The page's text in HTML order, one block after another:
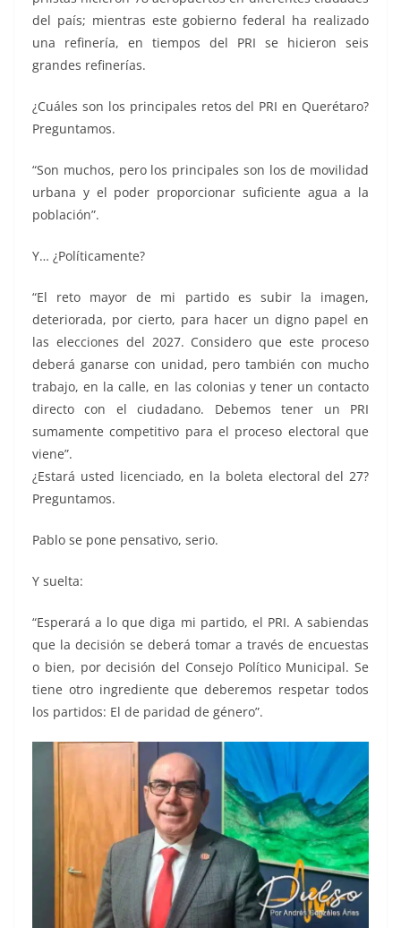
del país; mientras este gobierno federal ha realizado
una refinería, en tiempos del PRI se hicieron seis
grandes refinerías.
¿Cuáles son los principales retos del PRI en Querétaro?
Preguntamos.
“Son muchos, pero los principales son los de movilidad
urbana y el poder proporcionar suficiente agua a la
población”.
Y… ¿Políticamente?
“El reto mayor de mi partido es subir la imagen,
deteriorada, por cierto, para hacer un digno papel en
las elecciones del 2027. Considero que este proceso
deberá ganarse con unidad, pero también con mucho
trabajo, en la calle, en las colonias y tener un contacto
directo con el ciudadano. Debemos tener un PRI
sumamente competitivo para el proceso electoral que
viene”.
¿Estará usted licenciado, en la boleta electoral del 27?
Preguntamos.
Pablo se pone pensativo, serio.
Y suelta:
“Esperará a lo que diga mi partido, el PRI. A sabiendas
que la decisión se deberá tomar a través de encuestas
o bien, por decisión del Consejo Político Municipal. Se
tiene otro ingrediente que deberemos respetar todos
los partidos: El de paridad de género”.